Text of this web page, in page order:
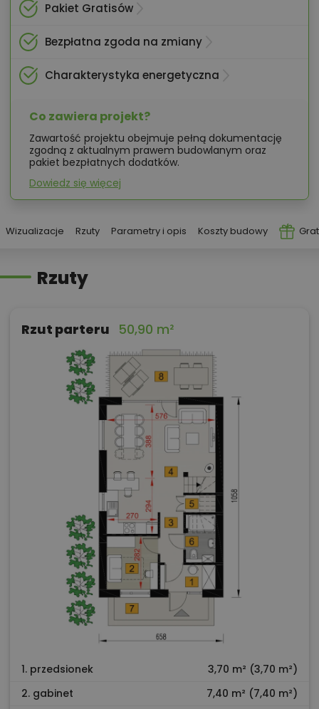
Pakiet Gratisów
Bezpłatna zgoda na zmiany
Charakterystyka energetyczna
Co zawiera projekt?
Zawartość projektu obejmuje pełną dokumentację
zgodną z aktualnym prawem budowlanym oraz
pakiet bezpłatnych dodatków.
Dowiedz się więcej
Wizualizacje Rzuty Parametry i opis Koszty budowy
Rzuty
Rzut parteru 50,90 m²
1. przedsionek
3,70 m² (3,70 m²)
2. gabinet
7,40 m² (7,40 m²)